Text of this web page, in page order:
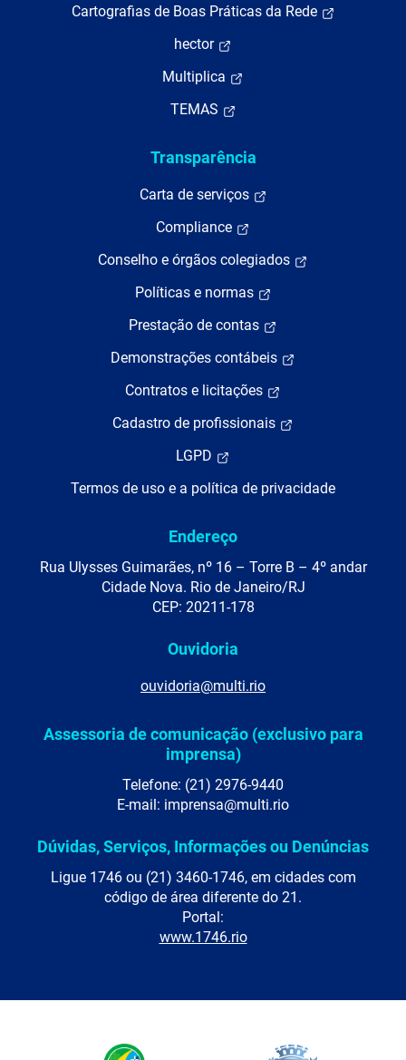
Cartografias de Boas Práticas da Rede
hector
Multiplica
TEMAS
Transparência
Carta de serviços
Compliance
Conselho e órgãos colegiados
Políticas e normas
Prestação de contas
Demonstrações contábeis
Contratos e licitações
Cadastro de profissionais
LGPD
Termos de uso e a política de privacidade
Endereço
Rua Ulysses Guimarães, nº 16 – Torre B – 4º andar
Cidade Nova. Rio de Janeiro/RJ
CEP: 20211-178
Ouvidoria
ouvidoria@multi.rio
Assessoria de comunicação (exclusivo para
imprensa)
Telefone: (21) 2976-9440
E-mail: imprensa@multi.rio
Dúvidas, Serviços, Informações ou Denúncias
Ligue 1746 ou (21) 3460-1746, em cidades com
código de área diferente do 21.
Portal:
www.1746.rio